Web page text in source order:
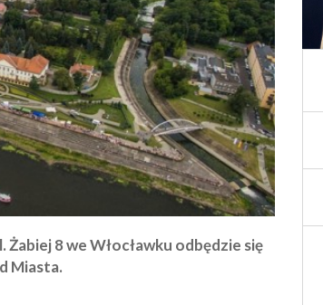
8 we Włocławku odbędzie się
Miasta.